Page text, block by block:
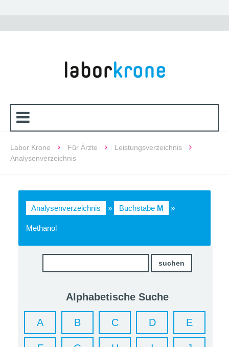
Labor Krone Für Ärzte
Leistungsverzeichnis
Analysenverzeichnis
Analysenverzeichnis » Buchstabe M »
Methanol
Alphabetische Suche
A B C D E